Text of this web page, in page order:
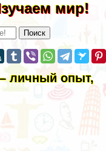
мир!
личный опыт,